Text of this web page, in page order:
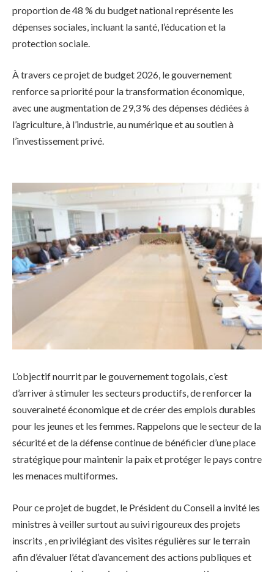
proportion de 48 % du budget national représente les
dépenses sociales, incluant la santé, l’éducation et la
protection sociale.
À travers ce projet de budget 2026, le gouvernement
renforce sa priorité pour la transformation économique,
avec une augmentation de 29,3 % des dépenses dédiées à
l’agriculture, à l’industrie, au numérique et au soutien à
l’investissement privé.
L’objectif nourrit par le gouvernement togolais, c’est
d’arriver à stimuler les secteurs productifs, de renforcer la
souveraineté économique et de créer des emplois durables
pour les jeunes et les femmes. Rappelons que le secteur de la
sécurité et de la défense continue de bénéficier d’une place
stratégique pour maintenir la paix et protéger le pays contre
les menaces multiformes.
Pour ce projet de bugdet, le Président du Conseil a invité les
ministres à veiller surtout au suivi rigoureux des projets
inscrits , en privilégiant des visites régulières sur le terrain
afin d’évaluer l’état d’avancement des actions publiques et